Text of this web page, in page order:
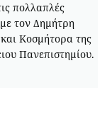
πολλαπλές
τον Δημήτρη
Κοσμήτορα της
Πανεπιστημίου.